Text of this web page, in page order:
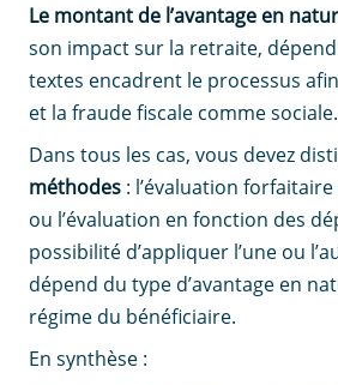
Le montant de l’avantage en
son impact sur la retraite, dépend
textes encadrent le processus
et la fraude fiscale comme sociale.
Dans tous les cas, vous devez
méthodes : l’évaluation
ou l’évaluation en fonction des
possibilité d’appliquer l’une ou
dépend du type d’avantage en
régime du bénéficiaire.
En synthèse :